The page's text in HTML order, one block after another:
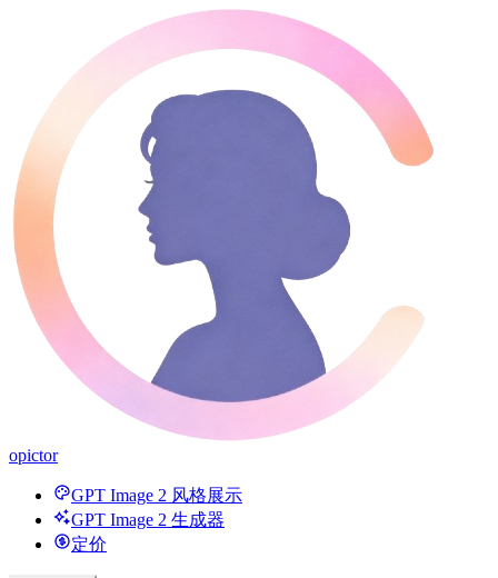
opictor
GPT Image 2 风格展示
GPT Image 2 生成器
定价